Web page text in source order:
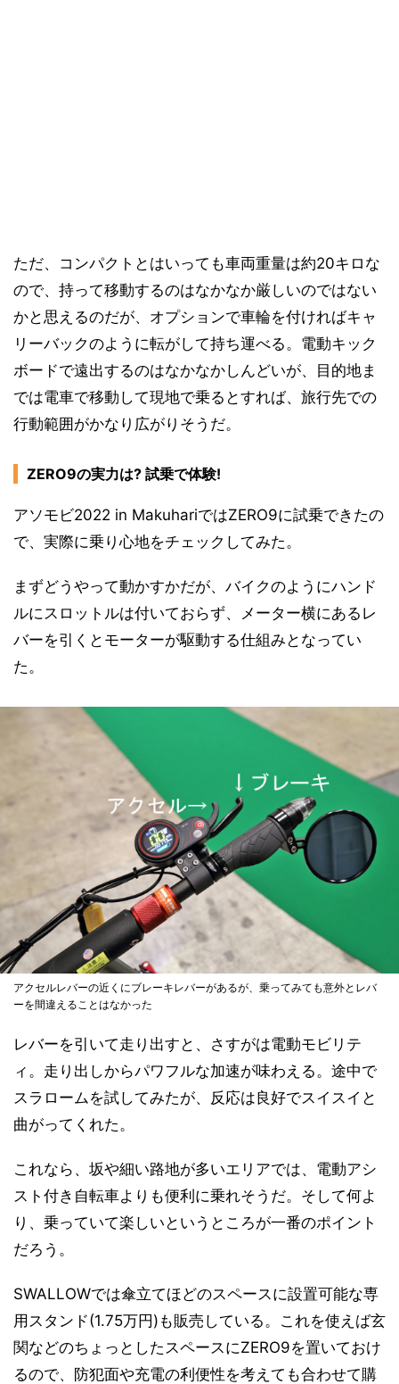
ただ、コンパクトとはいっても車両重量は約20キロな
ので、持って移動するのはなかなか厳しいのではない
かと思えるのだが、オプションで車輪を付ければキャ
リーバックのように転がして持ち運べる。電動キック
ボードで遠出するのはなかなかしんどいが、目的地ま
では電車で移動して現地で乗るとすれば、旅行先での
行動範囲がかなり広がりそうだ。
ZERO9の実力は? 試乗で体験!
アソモビ2022 in MakuhariではZERO9に試乗できたの
で、実際に乗り心地をチェックしてみた。
まずどうやって動かすかだが、バイクのようにハンド
ルにスロットルは付いておらず、メーター横にあるレ
バーを引くとモーターが駆動する仕組みとなってい
た。
アクセルレバーの近くにブレーキレバーがあるが、乗ってみても意外とレバ
ーを間違えることはなかった
レバーを引いて走り出すと、さすがは電動モビリテ
ィ。走り出しからパワフルな加速が味わえる。途中で
スラロームを試してみたが、反応は良好でスイスイと
曲がってくれた。
これなら、坂や細い路地が多いエリアでは、電動アシ
スト付き自転車よりも便利に乗れそうだ。そして何よ
り、乗っていて楽しいというところが一番のポイント
だろう。
SWALLOWでは傘立てほどのスペースに設置可能な専
用スタンド(1.75万円)も販売している。これを使えば玄
関などのちょっとしたスペースにZERO9を置いておけ
るので、防犯面や充電の利便性を考えても合わせて購